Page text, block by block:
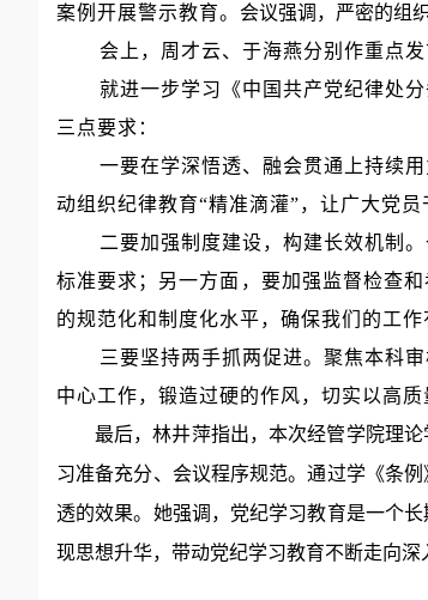
案例开展警示教育。 会议强调，严密的组
会上，周才云、于海燕分别作重点
就进一步学习《中国共产党纪律处
三点要求：
一要在学深悟透、融会贯通上持续用
动组织纪律教育“精准滴灌”，让广大党
二要加强制度建设，构建长效机制。
标准要求；另一方面，要加强监督检查
的规范化和制度化水平，确保我们的工作
三要坚持两手抓两促进。聚焦本科
中心工作，锻造过硬的作风，切实以高
最后，林井萍指出，本次经管学院理
习准备充分、会议程序规范。通过学《条
透的效果。 她强调， 党纪学习教育是一个
现思想升华，带动党纪学习教育不断走向深